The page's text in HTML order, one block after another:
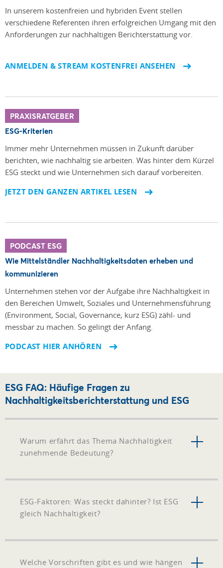
In unserem kostenfreien und hybriden Event stellen
verschiedene Referenten ihren erfolgreichen Umgang mit den
Anforderungen zur nachhaltigen Berichterstattung vor.
ANMELDEN & STREAM KOSTENFREI ANSEHEN
PRAXISRATGEBER
ESG-Kriterien
Immer mehr Unternehmen müssen in Zukunft darüber
berichten, wie nachhaltig sie arbeiten. Was hinter dem Kürzel
ESG steckt und wie Unternehmen sich darauf vorbereiten.
JETZT DEN GANZEN ARTIKEL LESEN
PODCAST ESG
Wie Mittelständler Nachhaltigkeitsdaten erheben und
kommunizieren
Unternehmen stehen vor der Aufgabe ihre Nach­haltigkeit in
den Bereichen Umwelt, Soziales und Unter­nehmensführung
(Environment, Social, Governance, kurz ESG) zähl- und
messbar zu machen. So gelingt der Anfang.
PODCAST HIER ANHÖREN
ESG FAQ: Häufige Fragen zu
Nachhaltigkeitsberichterstattung und ESG
Warum erfährt das Thema Nachhaltigkeit
zunehmende Bedeutung?
ESG-Faktoren: Was steckt dahinter? Ist ESG
gleich Nachhaltigkeit?
Welche Vorschriften gibt es und wie hängen